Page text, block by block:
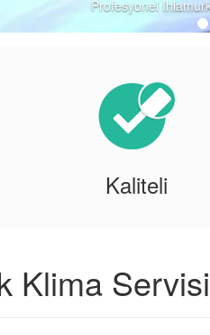
Kaliteli
Klima